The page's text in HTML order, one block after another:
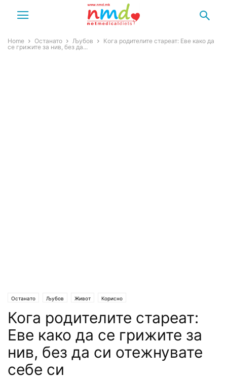
Home Останато Љубов
Кога родителите стареат: Еве како да
се грижите за нив, без да...
Останато Љубов Живот Корисно
Кога родителите стареат:
Еве како да се грижите за
нив, без да си отежнувате
себе си